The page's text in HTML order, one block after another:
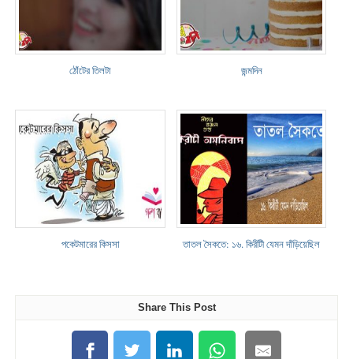
ঠোঁটের তিলটা জন্মদিন
পকেটমারের কিসসা তাতল সৈকতে: ১৬. কিরীটী যেমন দাঁড়িয়েছিল
Share This Post